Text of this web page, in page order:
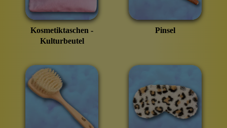
Kosmetiktaschen -
Kulturbeutel
Pinsel